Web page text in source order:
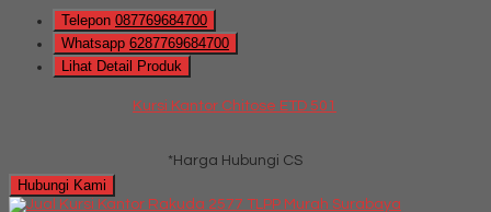
Telepon 087769684700
Whatsapp 6287769684700
Lihat Detail Produk
Kursi Kantor Chitose ETD 501
*Harga Hubungi CS
Hubungi Kami